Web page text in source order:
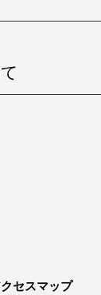
セスマップ